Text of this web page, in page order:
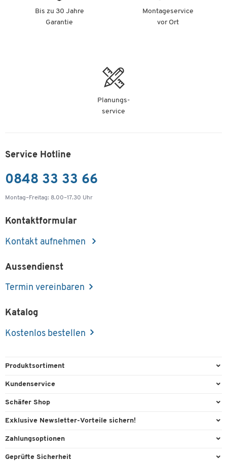
Bis zu 30 Jahre
Garantie
Montageservice
vor Ort
Planungs-
service
Service Hotline
0848 33 33 66
Montag–Freitag: 8.00–17.30 Uhr
Kontaktformular
Kontakt aufnehmen
Aussendienst
Termin vereinbaren
Katalog
Kostenlos bestellen
Produktsortiment
Büroausstattung
Reinigung & Hygiene
Technik
Kundenservice
Direktbestellung
Kontaktformulare
Schäfer Shop
Arbeitsplatzexperten
Exklusive Newsletter-Vorteile sichern!
Willkommensgeschenk
Zahlungsoptionen
Vorkasse
Geprüfte Sicherheit